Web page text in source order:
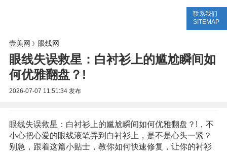
联系我们
SITEMAP
壹美网 》 眼线网
眼线失误救星：白衬衫上的尴尬瞬间如
何优雅翻盘？!
2026-07-07 11:51:34发布
眼线失误救星：白衬衫上的尴尬瞬间如何优雅翻盘？!，不
小心把心爱的眼线液笔弄到白衬衫上，是不是心头一紧？
别急，跟着这篇小贴士，教你如何快速修复，让你的衬衫